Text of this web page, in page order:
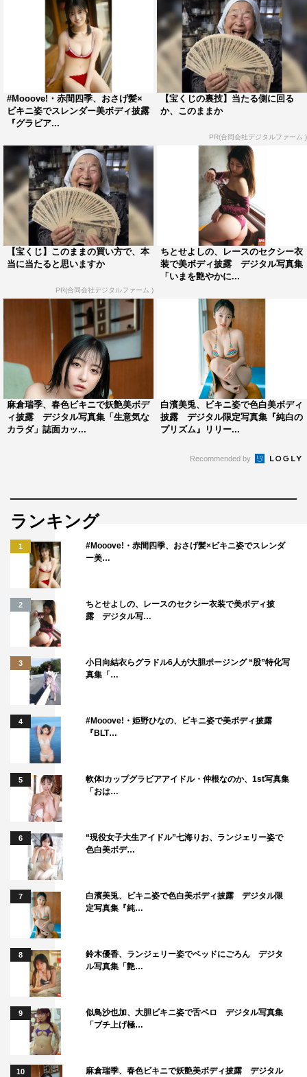
#Mooove!・赤間四季、おさげ髪×
ビキニ姿でスレンダー美ボディ披露
『グラビア...
【宝くじの裏技】当たる側に回る
か、このままか
PR(合同会社デジタルファーム )
【宝くじ】このままの買い方で、本
当に当たると思いますか
PR(合同会社デジタルファーム )
ちとせよしの、レースのセクシー衣
装で美ボディ披露 デジタル写真集
「いまを艶やかに...
麻倉瑞季、春色ビキニで妖艶美ボデ
ィ披露 デジタル写真集「生意気な
カラダ」誌面カッ...
白濱美兎、ビキニ姿で色白美ボディ
披露 デジタル限定写真集『純白の
プリズム』リリー...
Recommended by
ランキング
1
#Mooove!・赤間四季、おさげ髪×ビキニ姿でスレンダ
ー美…
2
ちとせよしの、レースのセクシー衣装で美ボディ披
露 デジタル写…
3
小日向結衣らグラドル6人が大胆ポージング “股”特化写
真集「…
4
#Mooove!・姫野ひなの、ビキニ姿で美ボディ披露
『BLT…
5
軟体Iカップグラビアアイドル・仲根なのか、1st写真集
「おは…
6
“現役女子大生アイドル”七海りお、ランジェリー姿で
色白美ボデ…
7
白濱美兎、ビキニ姿で色白美ボディ披露 デジタル限
定写真集『純…
8
鈴木優香、ランジェリー姿でベッドにごろん デジタ
ル写真集「艶…
9
似鳥沙也加、大胆ビキニ姿で舌ペロ デジタル写真集
「ブチ上げ極…
10 麻倉瑞季、春色ビキニで妖艶美ボディ披露 デジタル